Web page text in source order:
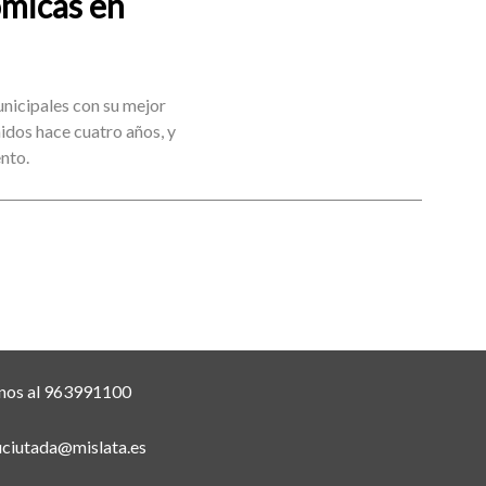
con su mejor
hace cuatro años, y
al 963991100